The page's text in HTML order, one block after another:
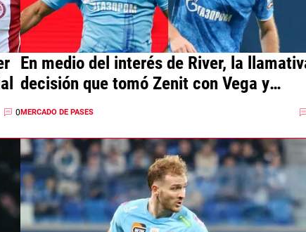
0
En medio del interés de River, la
decisión que tomó Zenit con Vega y
Gondou
MERCADO DE PASES